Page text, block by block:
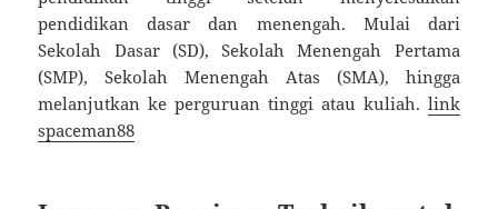
pendidikan dasar dan menengah. Mulai dari
Sekolah Dasar (SD), Sekolah Menengah Pertama
(SMP), Sekolah Menengah Atas (SMA), hingga
melanjutkan ke perguruan tinggi atau kuliah. link
spaceman88